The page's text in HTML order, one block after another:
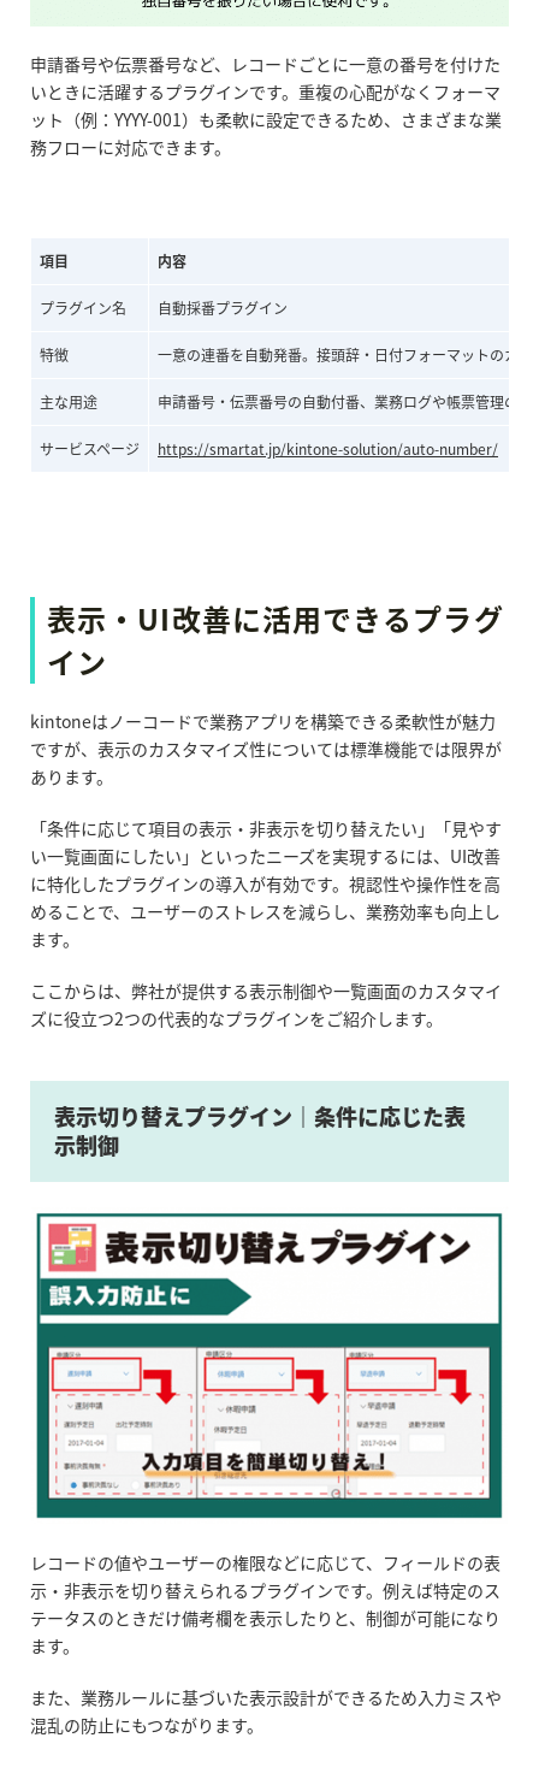
申請番号や伝票番号など、レコードごとに一意の番号を付けた
いときに活躍するプラグインです。重複の心配がなくフォーマ
ット（例：YYYY-001）も柔軟に設定できるため、さまざまな業
務フローに対応できます。
項目 内容
プラグイン名 自動採番プラグイン
特徴 一意の連番を自動発番。接頭辞・日付フォーマットのカス
主な用途 申請番号・伝票番号の自動付番、業務ログや帳票管理の一
サービスページ https://smartat.jp/kintone-solution/auto-number/
表示・UI改善に活用できるプラグ
イン
kintoneはノーコードで業務アプリを構築できる柔軟性が魅力
ですが、表示のカスタマイズ性については標準機能では限界が
あります。
「条件に応じて項目の表示・非表示を切り替えたい」「見やす
い一覧画面にしたい」といったニーズを実現するには、UI改善
に特化したプラグインの導入が有効です。視認性や操作性を高
めることで、ユーザーのストレスを減らし、業務効率も向上し
ます。
ここからは、弊社が提供する表示制御や一覧画面のカスタマイ
ズに役立つ2つの代表的なプラグインをご紹介します。
表示切り替えプラグイン｜条件に応じた表
示制御
レコードの値やユーザーの権限などに応じて、フィールドの表
示・非表示を切り替えられるプラグインです。例えば特定のス
テータスのときだけ備考欄を表示したりと、制御が可能になり
ます。
また、業務ルールに基づいた表示設計ができるため入力ミスや
混乱の防止にもつながります。